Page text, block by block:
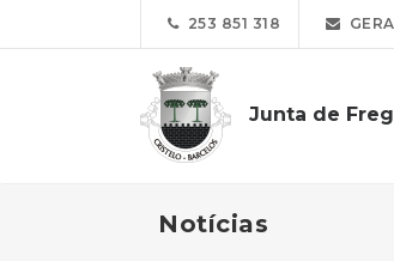
253 851 318
Junta de
Notícias